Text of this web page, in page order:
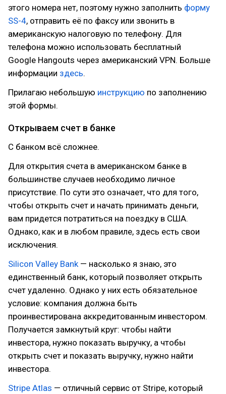
этого номера нет, поэтому нужно заполнить форму
SS-4, отправить её по факсу или звонить в
американскую налоговую по телефону. Для
телефона можно использовать бесплатный
Google Hangouts через американский VPN. Больше
информации здесь.
Прилагаю небольшую инструкцию по заполнению
этой формы.
Открываем счет в банке
С банком всё сложнее.
Для открытия счета в американском банке в
большинстве случаев необходимо личное
присутствие. По сути это означает, что для того,
чтобы открыть счет и начать принимать деньги,
вам придется потратиться на поездку в США.
Однако, как и в любом правиле, здесь есть свои
исключения.
Silicon Valley Bank— насколько я знаю, это
единственный банк, который позволяет открыть
счет удаленно. Однако у них есть обязательное
условие: компания должна быть
проинвестирована аккредитованным инвестором.
Получается замкнутый круг: чтобы найти
инвестора, нужно показать выручку, а чтобы
открыть счет и показать выручку, нужно найти
инвестора.
Stripe Atlas — отличный сервис от Stripe, который